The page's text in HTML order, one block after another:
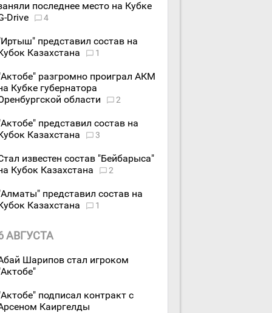
последнее место на Кубке
Drive
4
представил состав на
Казахстана
1
разгромно проиграл АКМ
Кубке губернатора
области
2
представил состав на
Казахстана
3
известен состав "Бейбарыса"
Кубок Казахстана
2
представил состав на
Казахстана
1
АВГУСТА
Шарипов стал игроком
подписал контракт с
Каиргелды